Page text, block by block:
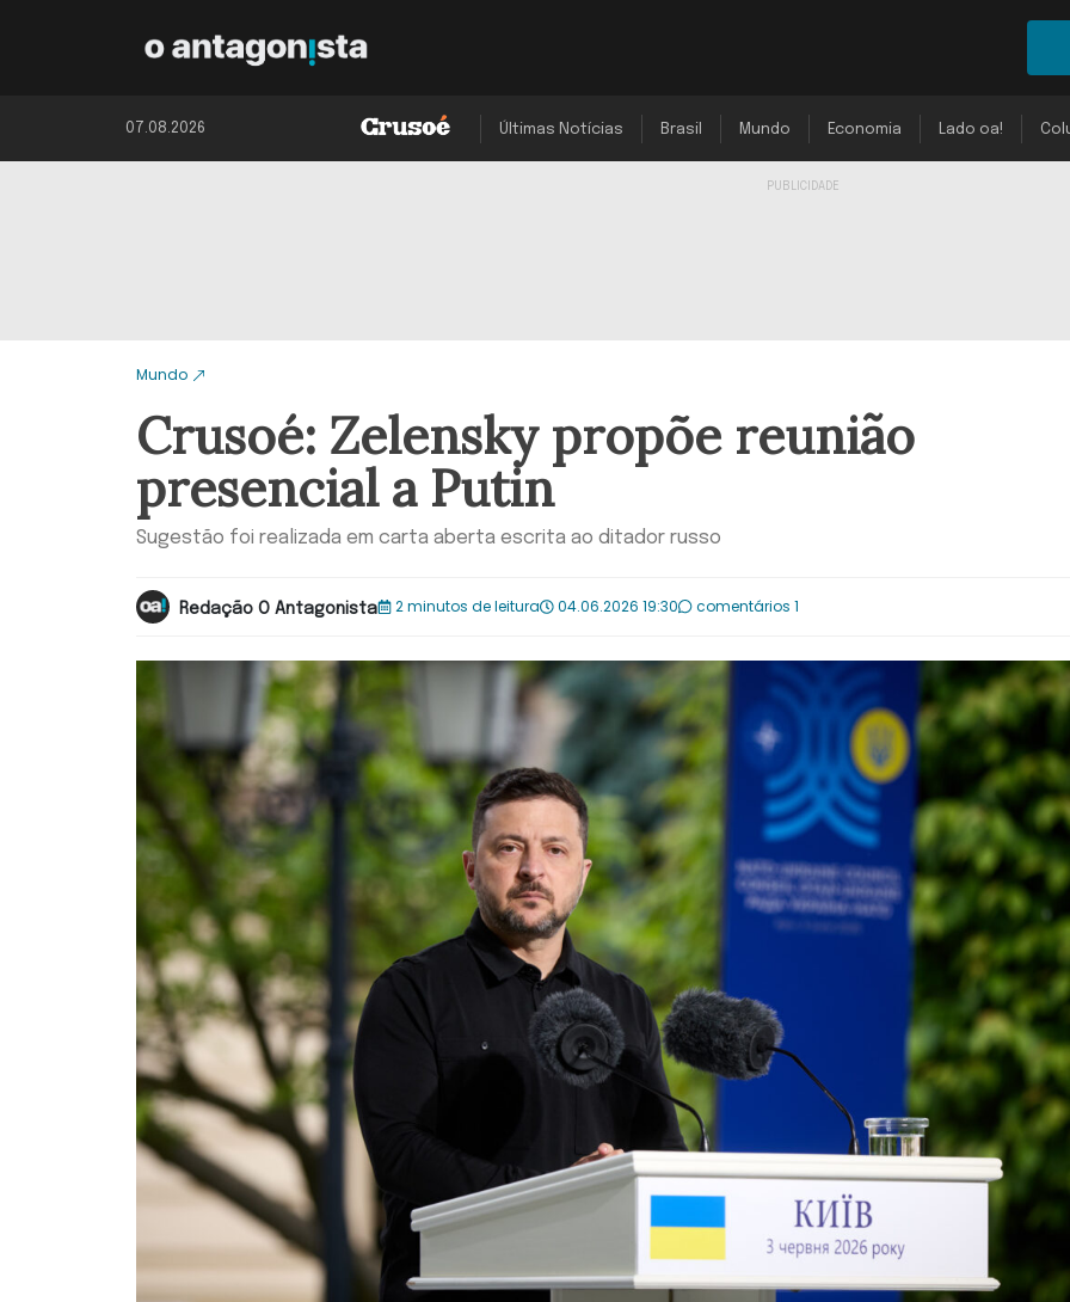
07.08.2026 Últimas Notícias Brasil Mundo Economia Lado oa!
Mundo
Crusoé: Zelensky propõe reunião
presencial a Putin
Sugestão foi realizada em carta aberta escrita ao ditador russo
Redação O Antagonista 2 minutos de leitura 04.06.2026 19:30 comentários 1